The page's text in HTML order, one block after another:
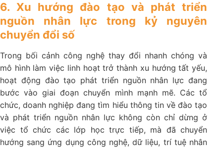
6. Xu hướng đào tạo và phát triển
nguồn nhân lực trong kỷ nguyên
chuyển đổi số
Trong bối cảnh công nghệ thay đổi nhanh chóng và
mô hình làm việc linh hoạt trở thành xu hướng tất yếu,
hoạt động đào tạo phát triển nguồn nhân lực đang
bước vào giai đoạn chuyển mình mạnh mẽ. Các tổ
chức, doanh nghiệp đang tìm hiểu thông tin về đào tạo
và phát triển nguồn nhân lực không còn chỉ dừng ở
việc tổ chức các lớp học trực tiếp, mà đã chuyển
hướng sang ứng dụng công nghệ, dữ liệu, trí tuệ nhân